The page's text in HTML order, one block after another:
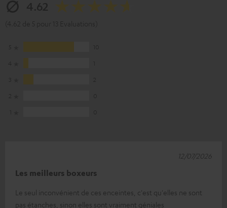
Les meilleurs boxeurs
Le seul inconvénient de ces enceintes, c'est qu'elles ne sont
pas étanches, sinon elles sont vraiment géniales
12/07/2026